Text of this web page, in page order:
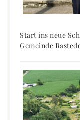
Start ins neue
Gemeinde